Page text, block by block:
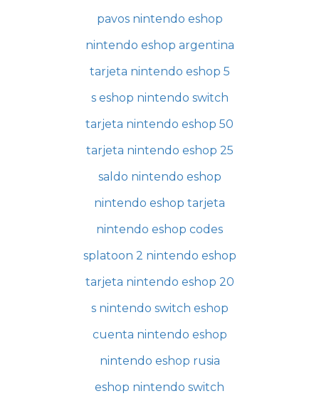
pavos nintendo eshop
nintendo eshop argentina
tarjeta nintendo eshop 5
s eshop nintendo switch
tarjeta nintendo eshop 50
tarjeta nintendo eshop 25
saldo nintendo eshop
nintendo eshop tarjeta
nintendo eshop codes
splatoon 2 nintendo eshop
tarjeta nintendo eshop 20
s nintendo switch eshop
cuenta nintendo eshop
nintendo eshop rusia
eshop nintendo switch